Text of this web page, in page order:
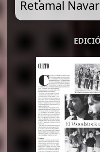
Retamal